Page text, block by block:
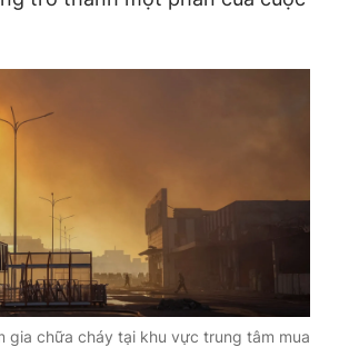
gia chữa cháy tại khu vực trung tâm mua